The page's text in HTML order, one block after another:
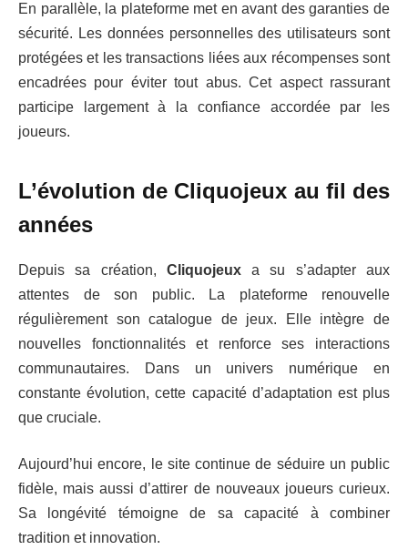
En parallèle, la plateforme met en avant des garanties de
sécurité. Les données personnelles des utilisateurs sont
protégées et les transactions liées aux récompenses sont
encadrées pour éviter tout abus. Cet aspect rassurant
participe largement à la confiance accordée par les
joueurs.
L’évolution de Cliquojeux au fil des
années
Depuis sa création, Cliquojeuxa su s’adapter aux
attentes de son public. La plateforme renouvelle
régulièrement son catalogue de jeux. Elle intègre de
nouvelles fonctionnalités et renforce ses interactions
communautaires. Dans un univers numérique en
constante évolution, cette capacité d’adaptation est plus
que cruciale.
Aujourd’hui encore, le site continue de séduire un public
fidèle, mais aussi d’attirer de nouveaux joueurs curieux.
Sa longévité témoigne de sa capacité à combiner
tradition et innovation.